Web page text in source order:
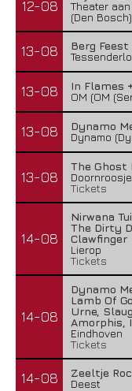
12-08
Theater
(Den
13-08
Berg
Tessenderlo
13-08
In Flames
OM (OM
13-08
Dynamo
Dynamo
13-08
The Ghost
Tickets
14-08
Nirwana
The Dirty
Clawfinger
Lierop
Tickets
14-08
Dynamo
Lamb Of
Urne,
Amorphis,
Eindhoven
Tickets
14-08
Zeeltje
Deest